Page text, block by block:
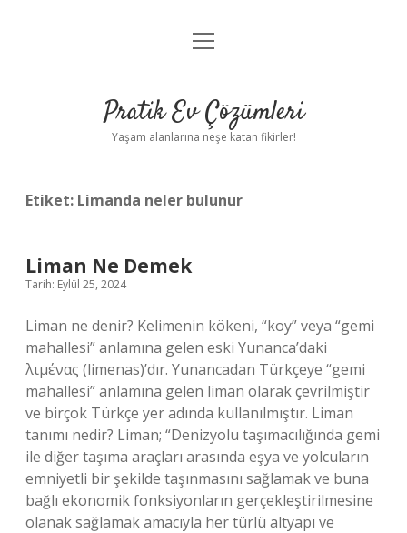
Anasayfa
Yasal Uyarı
menüyü
Pratik Ev Çözümleri
Yaşam alanlarına neşe katan fikirler!
Etiket: Limanda neler bulunur
Liman Ne Demek
Tarih: Eylül 25, 2024
Liman ne denir? Kelimenin kökeni, “koy” veya “gemi
mahallesi” anlamına gelen eski Yunanca’daki
λιμένας (limenas)’dır. Yunancadan Türkçeye “gemi
mahallesi” anlamına gelen liman olarak çevrilmiştir
ve birçok Türkçe yer adında kullanılmıştır. Liman
tanımı nedir? Liman; “Denizyolu taşımacılığında gemi
ile diğer taşıma araçları arasında eşya ve yolcuların
emniyetli bir şekilde taşınmasını sağlamak ve buna
bağlı ekonomik fonksiyonların gerçekleştirilmesine
olanak sağlamak amacıyla her türlü altyapı ve